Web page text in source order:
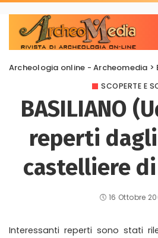
Archeologia online - Archeomedia >
SCOPERTE E
BASILIANO
reperti
castelliere
16 Ottobre
Interessanti reperti sono stati